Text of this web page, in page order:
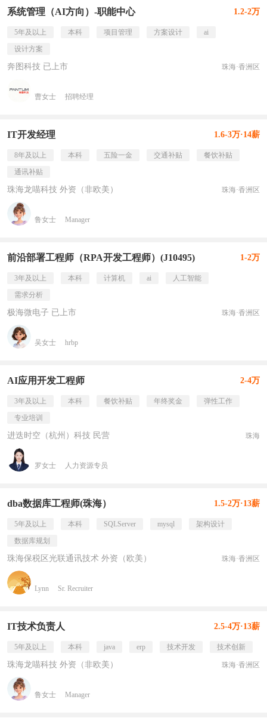
系统管理（AI方向）-职能中心 1.2-2万
5年及以上 本科 项目管理 方案设计
ai
设计方案
奔图科技 已上市 珠海·香洲区
曹女士 招聘经理
IT开发经理 1.6-3万·14薪
8年及以上 本科 五险一金 交通补贴
餐饮补贴
通讯补贴
珠海龙喵科技 外资（非欧美） 珠海·香洲区
鲁女士 Manager
前沿部署工程师（RPA开发工程师）(J10495) 1-2万
3年及以上 本科 计算机 ai
人工智能
需求分析
极海微电子 已上市 珠海·香洲区
吴女士 hrbp
AI应用开发工程师 2-4万
3年及以上 本科 餐饮补贴 年终奖金
弹性工作
专业培训
进迭时空（杭州）科技 民营 珠海
罗女士 人力资源专员
dba数据库工程师(珠海） 1.5-2万·13薪
5年及以上 本科 SQLServer mysql
架构设计
数据库规划
珠海保税区光联通讯技术 外资（欧美） 珠海·香洲区
Lynn Sr. Recruiter
IT技术负责人 2.5-4万·13薪
5年及以上 本科 java erp 技术开发 技术创新
珠海龙喵科技 外资（非欧美） 珠海·香洲区
鲁女士 Manager